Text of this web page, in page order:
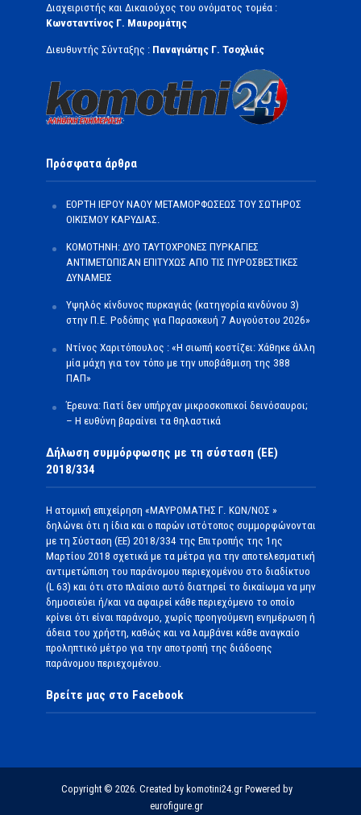
Διαχειριστής και Δικαιούχος του ονόματος τομέα :
Κωνσταντίνος Γ. Μαυρομάτης
Διευθυντής Σύνταξης : Παναγιώτης Γ. Τσοχλιάς
Πρόσφατα άρθρα
ΕΟΡΤΗ ΙΕΡΟΥ ΝΑΟΥ ΜΕΤΑΜΟΡΦΩΣΕΩΣ ΤΟΥ ΣΩΤΗΡΟΣ
ΟΙΚΙΣΜΟΥ ΚΑΡΥΔΙΑΣ.
ΚΟΜΟΤΗΝΗ: ΔΥΟ ΤΑΥΤΟΧΡΟΝΕΣ ΠΥΡΚΑΓΙΕΣ
ΑΝΤΙΜΕΤΩΠΙΣΑΝ ΕΠΙΤΥΧΩΣ ΑΠΟ ΤΙΣ ΠΥΡΟΣΒΕΣΤΙΚΕΣ
ΔΥΝΑΜΕΙΣ
Υψηλός κίνδυνος πυρκαγιάς (κατηγορία κινδύνου 3)
στην Π.Ε. Ροδόπης για Παρασκευή 7 Αυγούστου 2026»
Ντίνος Χαριτόπουλος : «Η σιωπή κοστίζει: Χάθηκε άλλη
μία μάχη για τον τόπο με την υποβάθμιση της 388
ΠΑΠ»
Έρευνα: Γιατί δεν υπήρχαν μικροσκοπικοί δεινόσαυροι;
– Η ευθύνη βαραίνει τα θηλαστικά
Δήλωση συμμόρφωσης με τη σύσταση (ΕΕ)
2018/334
Η ατομική επιχείρηση «ΜΑΥΡΟΜΑΤΗΣ Γ. ΚΩΝ/ΝΟΣ »
δηλώνει ότι η ίδια και ο παρών ιστότοπος συμμορφώνονται
με τη Σύσταση (ΕΕ) 2018/334 της Επιτροπής της 1ης
Μαρτίου 2018 σχετικά με τα μέτρα για την αποτελεσματική
αντιμετώπιση του παράνομου περιεχομένου στο διαδίκτυο
(L 63) και ότι στο πλαίσιο αυτό διατηρεί το δικαίωμα να μην
δημοσιεύει ή/και να αφαιρεί κάθε περιεχόμενο το οποίο
κρίνει ότι είναι παράνομο, χωρίς προηγούμενη ενημέρωση ή
άδεια του χρήστη, καθώς και να λαμβάνει κάθε αναγκαίο
προληπτικό μέτρο για την αποτροπή της διάδοσης
παράνομου περιεχομένου.
Βρείτε μας στο Facebook
Copyright © 2026. Created by komotini24.gr Powered by
eurofigure.gr